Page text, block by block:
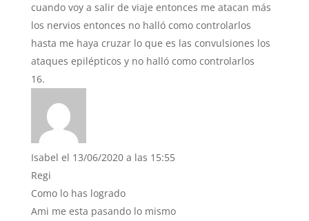
cuando voy a salir de viaje entonces me atacan más
los nervios entonces no halló como controlarlos
hasta me haya cruzar lo que es las convulsiones los
ataques epilépticos y no halló como controlarlos
Isabel el 13/06/2020 a las 15:55
Regi
Como lo has logrado
Ami me esta pasando lo mismo